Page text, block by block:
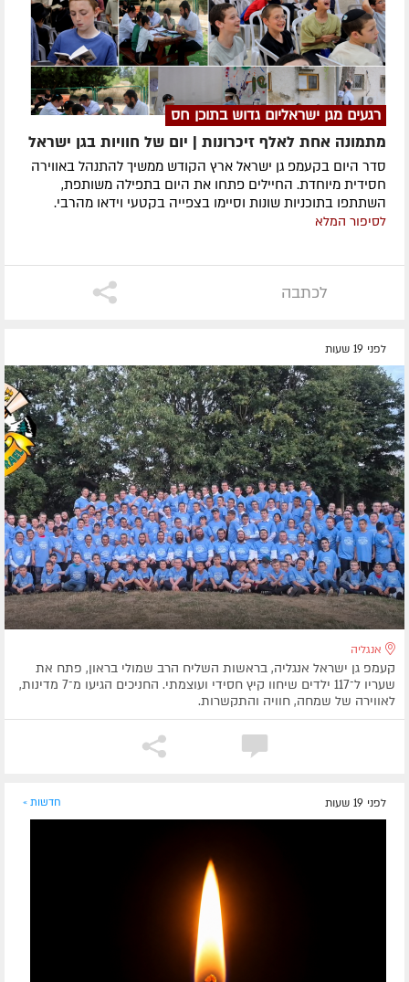
רגעים מגן ישראליום גדוש בתוכן חס
מתמונה אחת לאלף זיכרונות | יום של חוויות בגן ישראל
סדר היום בקעמפ גן ישראל ארץ הקודש ממשיך להתנהל באווירה
חסידית מיוחדת. החיילים פתחו את היום בתפילה משותפת,
השתתפו בתוכניות שונות וסיימו בצפייה בקטעי וידאו מהרבי.
לסיפור המלא
לכתבה
לפני 19 שעות
אנגליה
קעמפ גן ישראל אנגליה, בראשות השליח הרב שמולי בראון, פתח את
שעריו ל־117 ילדים שיחוו קיץ חסידי ועוצמתי. החניכים הגיעו מ־7 מדינות,
לאווירה של שמחה, חוויה והתקשרות.
לפני 19 שעות חדשות »